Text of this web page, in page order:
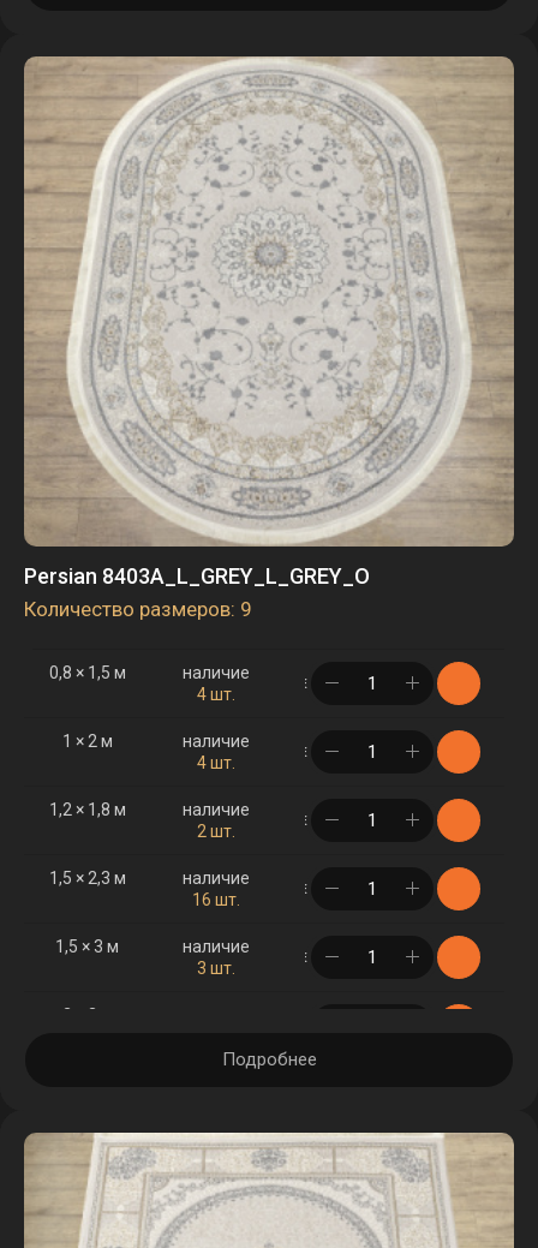
2,5 × 3,5 м
наличие
2 шт.
в корзине
3 × 4 м
наличие
7 шт.
в корзине
3 × 5 м
наличие
1 шт.
в корзине
Persian 8403A_L_GREY_L_GREY_O
Количество размеров: 9
0,8 × 1,5 м
наличие
4 шт.
в корзине
1 × 2 м
наличие
4 шт.
в корзине
1,2 × 1,8 м
наличие
2 шт.
в корзине
1,5 × 2,3 м
наличие
16 шт.
в корзине
1,5 × 3 м
наличие
3 шт.
в корзине
2 × 3 м
2,5 × 3,5 м
наличие
4 шт.
в корзине
3 × 4 м
наличие
Подробнее